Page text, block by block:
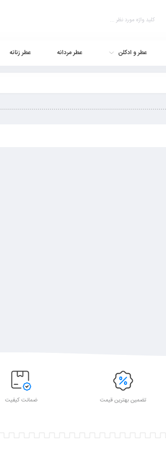
عطر و ادکلن عطر مردانه عطر زنانه
تضمین بهترین قیمت ضمانت کیفیت